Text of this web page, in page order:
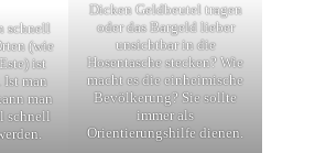
schnell
(wie
ist
Ist man
man
schnell
Dicken Geldbeutel tragen
oder das Bargeld lieber
unsichtbar in die
Hosentasche stecken? Wie
macht es die einheimische
Bevölkerung? Sie sollte
immer als
Orientierungshilfe dienen.